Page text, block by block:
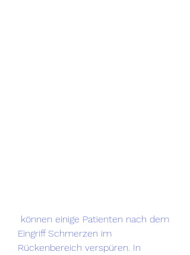
Eingriff Schmerzen im
Rückenbereich verspüren. In